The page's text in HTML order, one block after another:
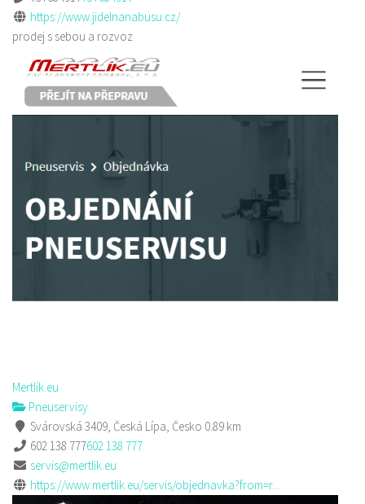
https://www.jidelnanabusu.cz/
prodej s sebou a rozvoz
Mertlík.eu
Pneuservisy
Svárovská 3409, Česká Lípa, Česko 0.89 km
602 138 777602 138 777
servis@mertlik.eu
https://www.mertlik.eu/servis/objednavka?from=r...